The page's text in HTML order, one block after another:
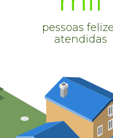
pessoas
atendidas